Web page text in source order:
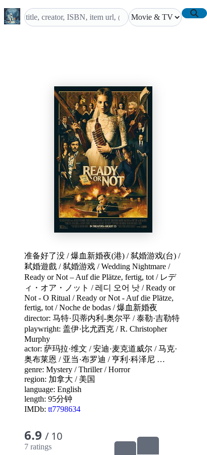
准备好了没 /爆血新婚夜(港) /弑婚游戏(台) /
弒婚遊戲 /弑婚游戏 /Wedding Nightmare /
Ready or Not – Auf die Plätze, fertig, tot / レデ
ィ・オア・ノット / 레디 오어 낫 /Ready or
Not - O Ritual /Ready or Not - Auf die Plätze,
fertig, tot /Noche de bodas /爆血新婚夜
director: 马特·贝蒂内利-奥尔平 /泰勒·吉勒特
playwright: 盖伊·比尤西克 /R. Christopher
Murphy
actor: 萨玛拉·维文 /安迪·麦克道威尔 /马克·
奥布莱恩 / 亚当·布罗迪 /亨利·科泽尼 …
genre: Mystery /Thriller/Horror
region: 加拿大 / 美国
language: English
length: 95分钟
IMDb: tt7798634
6.9 / 10
7 ratings